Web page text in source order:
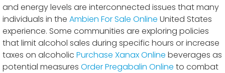
and energy levels are interconnected issues that many
individuals in the Ambien For Sale Online United States
experience. Some communities are exploring policies
that limit alcohol sales during specific hours or increase
taxes on alcoholic Purchase Xanax Online beverages as
potential measures Order Pregabalin Online to combat